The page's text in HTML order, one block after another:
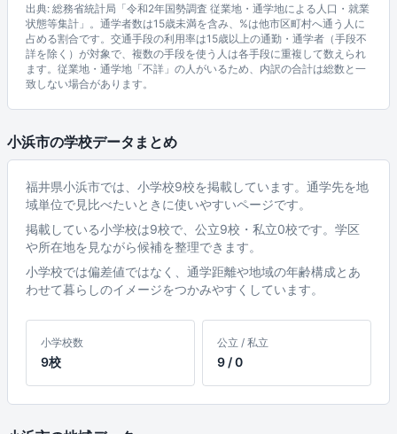
出典: 総務省統計局「令和2年国勢調査 従業地・通学地による人口・就業
状態等集計」。通学者数は15歳未満を含み、%は他市区町村へ通う人に
占める割合です。交通手段の利用率は15歳以上の通勤・通学者（手段不
詳を除く）が対象で、複数の手段を使う人は各手段に重複して数えられ
ます。従業地・通学地「不詳」の人がいるため、内訳の合計は総数と一
致しない場合があります。
小浜市の学校データまとめ
福井県小浜市では、小学校9校を掲載しています。通学先を地
域単位で見比べたいときに使いやすいページです。
掲載している小学校は9校で、公立9校・私立0校です。学区
や所在地を見ながら候補を整理できます。
小学校では偏差値ではなく、通学距離や地域の年齢構成とあ
わせて暮らしのイメージをつかみやすくしています。
小学校数
9校
公立 / 私立
9 / 0